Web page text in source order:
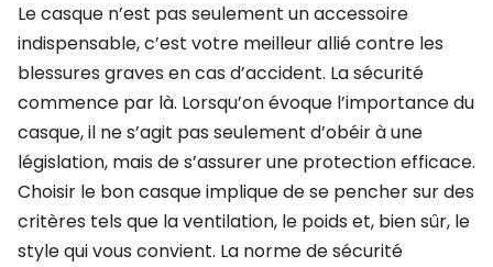
Le casque n’est pas seulement un accessoire
indispensable, c’est votre meilleur allié contre les
blessures graves en cas d’accident. La sécurité
commence par là. Lorsqu’on évoque l’importance du
casque, il ne s’agit pas seulement d’obéir à une
législation, mais de s’assurer une protection efficace.
Choisir le bon casque implique de se pencher sur des
critères tels que la ventilation, le poids et, bien sûr, le
style qui vous convient. La norme de sécurité